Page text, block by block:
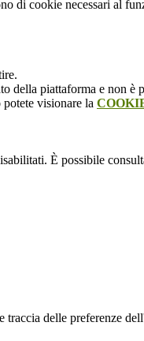
di cookie necessari al
della piattaforma e non è
visionare la
È possibile
traccia delle preferenze